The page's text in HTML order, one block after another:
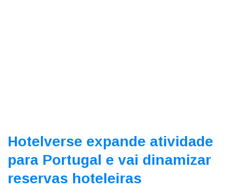
Hotelverse expande atividade
para Portugal e vai dinamizar
reservas hoteleiras